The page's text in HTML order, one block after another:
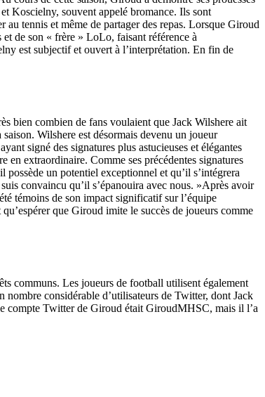
Koscielny, souvent appelé bromance. Ils sont
au tennis et même de partager des repas. Lorsque Giroud
de son « frère » LoLo, faisant référence à
est subjectif et ouvert à l’interprétation. En fin de
bien combien de fans voulaient que Jack Wilshere ait
Wilshere est désormais devenu un joueur
signé des signatures plus astucieuses et élégantes
extraordinaire. Comme ses précédentes signatures
un potentiel exceptionnel et qu’il s’intégrera
convaincu qu’il s’épanouira avec nous. »Après avoir
témoins de son impact significatif sur l’équipe
que Giroud imite le succès de joueurs comme
communs. Les joueurs de football utilisent également
nombre considérable d’utilisateurs de Twitter, dont Jack
compte Twitter de Giroud était GiroudMHSC, mais il l’a